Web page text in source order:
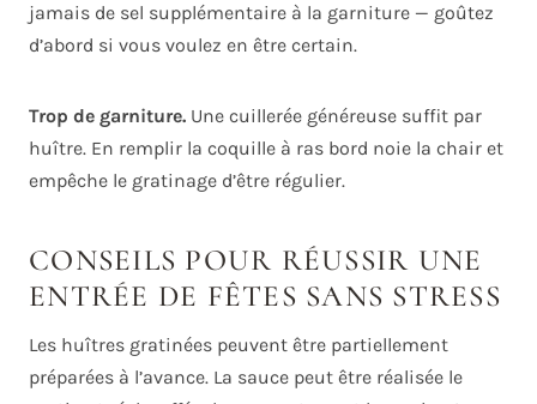
jamais de sel supplémentaire à la garniture — goûtez
d’abord si vous voulez en être certain.
Trop de garniture. Une cuillerée généreuse suffit par
huître. En remplir la coquille à ras bord noie la chair et
empêche le gratinage d’être régulier.
CONSEILS POUR RÉUSSIR UNE
ENTRÉE DE FÊTES SANS STRESS
Les huîtres gratinées peuvent être partiellement
préparées à l’avance. La sauce peut être réalisée le